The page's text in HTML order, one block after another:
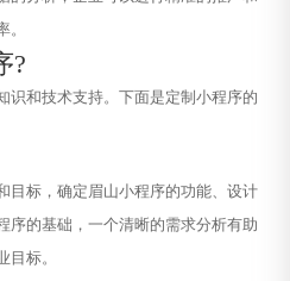
?
识和技术支持。下面是定制小程序的
目标，确定眉山小程序的功能、设计
序的基础，一个清晰的需求分析有助
标。